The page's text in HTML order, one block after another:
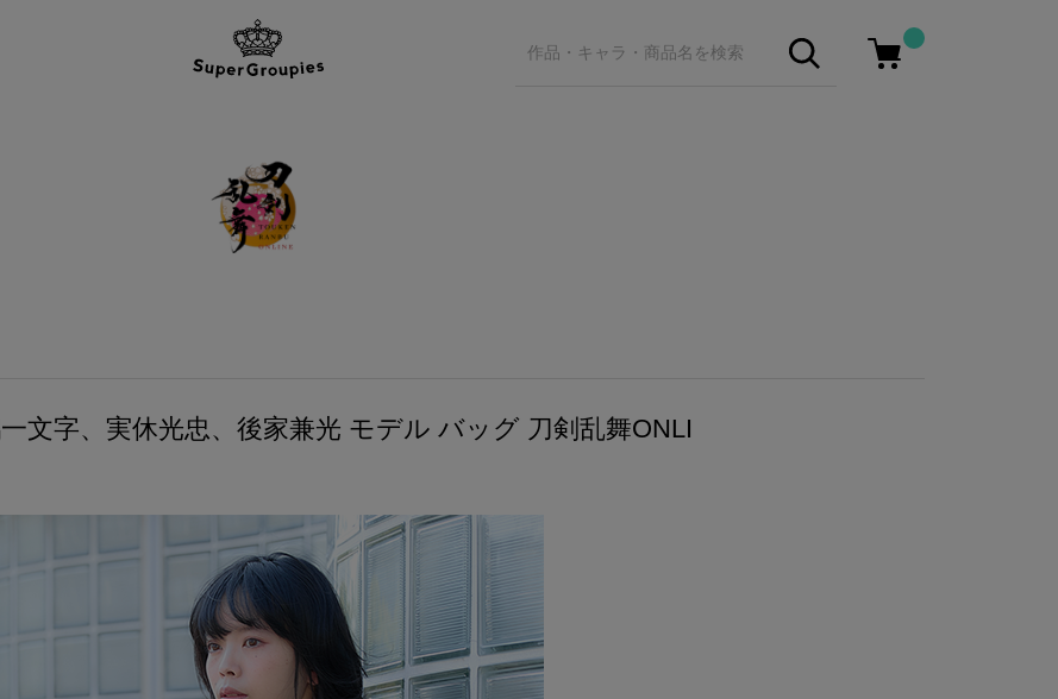
文字、実休光忠、後家兼光 モデル バッグ 刀剣乱舞ONLI